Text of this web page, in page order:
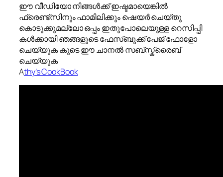
ഈ വീഡിയോ നിങ്ങൾക്ക് ഇഷ്ടമായെങ്കിൽ
ഫ്രെണ്ട്സിനും ഫാമിലിക്കും ഷെയർ ചെയ്തു
കൊടുക്കുമല്ലോ ഒപ്പം ഇതുപോലെയുള്ള റെസിപ്പി
കൾക്കായി ഞങ്ങളുടെ ഫേസ്ബുക്ക് പേജ് ഫോളോ
ചെയ്യുക കൂടെ ഈ ചാനൽ സബ്സ്ക്രൈബ്
ചെയ്യുക
Athy’s CookBook